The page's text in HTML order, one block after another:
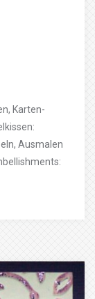
Karten-
Ausmalen